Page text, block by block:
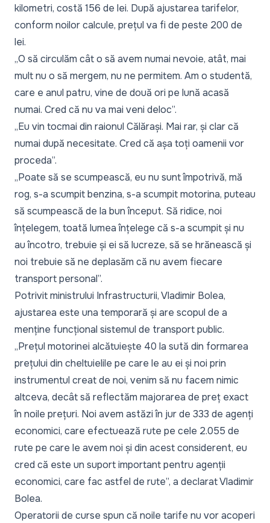
kilometri, costă 156 de lei. După ajustarea tarifelor,
conform noilor calcule, prețul va fi de peste 200 de
lei.
„O să circulăm cât o să avem numai nevoie, atât, mai
mult nu o să mergem, nu ne permitem. Am o studentă,
care e anul patru, vine de două ori pe lună acasă
numai. Cred că nu va mai veni deloc”.
„Eu vin tocmai din raionul Călărași. Mai rar, și clar că
numai după necesitate. Cred că așa toți oamenii vor
proceda”.
„Poate să se scumpească, eu nu sunt împotrivă, mă
rog, s-a scumpit benzina, s-a scumpit motorina, puteau
să scumpească de la bun început. Să ridice, noi
înțelegem, toată lumea înțelege că s-a scumpit și nu
au încotro, trebuie și ei să lucreze, să se hrănească și
noi trebuie să ne deplasăm că nu avem fiecare
transport personal”.
Potrivit ministrului Infrastructurii, Vladimir Bolea,
ajustarea este una temporară și are scopul de a
menține funcțional sistemul de transport public.
„Prețul motorinei alcătuiește 40 la sută din formarea
prețului din cheltuielile pe care le au ei și noi prin
instrumentul creat de noi, venim să nu facem nimic
altceva, decât să reflectăm majorarea de preț exact
în noile prețuri. Noi avem astăzi în jur de 333 de agenți
economici, care efectuează rute pe cele 2.055 de
rute pe care le avem noi și din acest considerent, eu
cred că este un suport important pentru agenții
economici, care fac astfel de rute”, a declarat Vladimir
Bolea.
Operatorii de curse spun că noile tarife nu vor acoperi